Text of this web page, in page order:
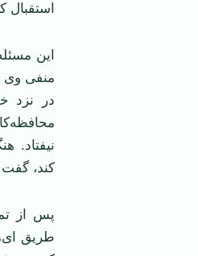
استقبال
این
منفی وی
در نزد
نیفتاد.
کند، گفت
پس از
طریق